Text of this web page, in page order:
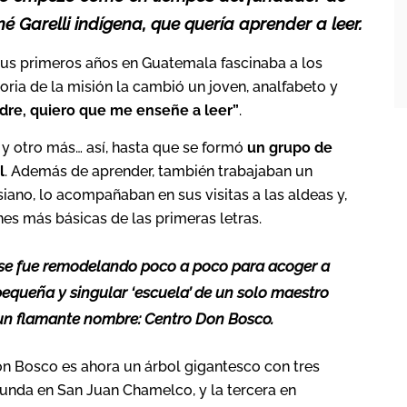
Garelli indígena, que quería aprender a leer.
primeros años en Guatemala fascinaba a los
de la misión la cambió un joven, analfabeto y
quiero que me enseñe a leer”.
más… así, hasta que se formó un grupo de
. Además de aprender, también trabajaban un
lo acompañaban en sus visitas a las aldeas y,
más básicas de las primeras letras.
fue remodelando poco a poco para acoger a
y singular ‘escuela’ de un solo maestro
flamante nombre: Centro Don Bosco.
Bosco es ahora un árbol gigantesco con tres
en San Juan Chamelco, y la tercera en